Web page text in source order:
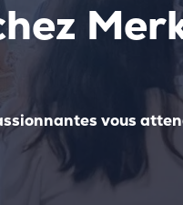
vous